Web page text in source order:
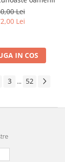
Lei
Lei
IN COS
3 ... 52